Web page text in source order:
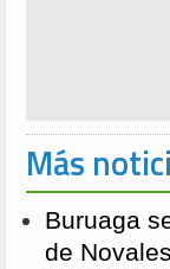
Más
Buruaga
de